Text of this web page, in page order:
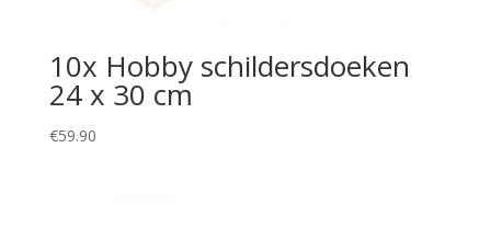
10x Hobby schildersdoeken
24 x 30 cm
€59.90